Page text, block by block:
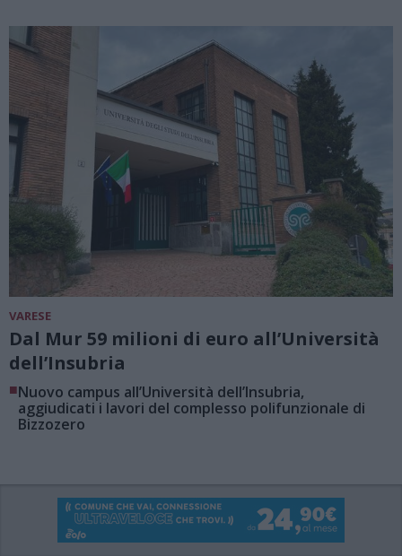
VARESE
Dal Mur 59 milioni di euro all’Università
dell’Insubria
■Nuovo campus all’Università dell’Insubria,
aggiudicati i lavori del complesso polifunzionale di
Bizzozero